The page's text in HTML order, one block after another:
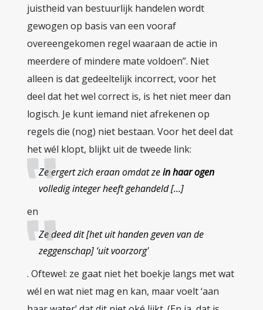
juistheid van bestuurlijk handelen wordt
gewogen op basis van een vooraf
overeengekomen regel waaraan de actie in
meerdere of mindere mate voldoen”. Niet
alleen is dat gedeeltelijk incorrect, voor het
deel dat het wel correct is, is het niet meer dan
logisch. Je kunt iemand niet afrekenen op
regels die (nog) niet bestaan. Voor het deel dat
het wél klopt, blijkt uit de tweede link:
Ze ergert zich eraan omdat zein haar ogen
volledig integer heeft gehandeld […]
en
Ze deed dit [het uit handen geven van de
zeggenschap] ‘uit voorzorg'
. Oftewel: ze gaat niet het boekje langs met wat
wél en wat niet mag en kan, maar voelt ‘aan